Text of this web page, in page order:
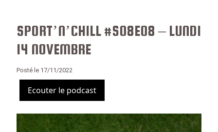
SPORT’N’CHILL #S08E08 – LUNDI
14 NOVEMBRE
Posté le 17/11/2022
Ecouter le podcast